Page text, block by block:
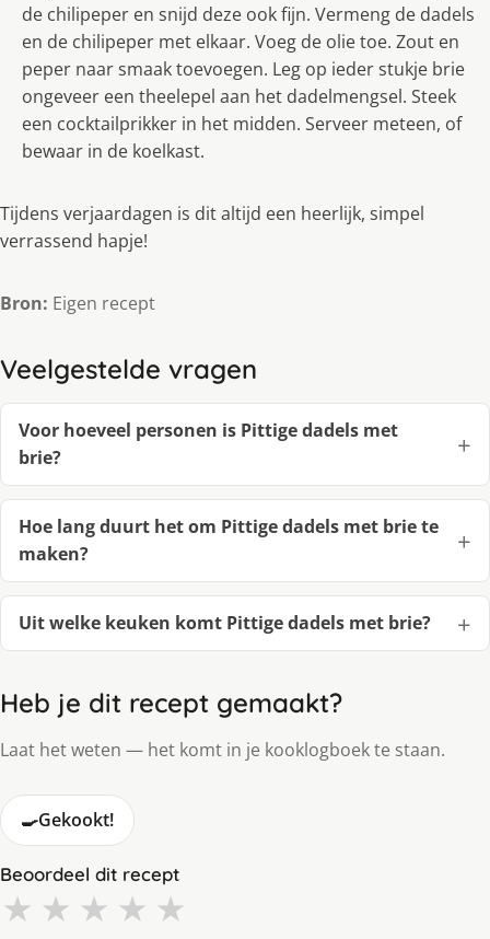
de chilipeper en snijd deze ook fijn. Vermeng de dadels
en de chilipeper met elkaar. Voeg de olie toe. Zout en
peper naar smaak toevoegen. Leg op ieder stukje brie
ongeveer een theelepel aan het dadelmengsel. Steek
een cocktailprikker in het midden. Serveer meteen, of
bewaar in de koelkast.
Tijdens verjaardagen is dit altijd een heerlijk, simpel
verrassend hapje!
Bron: Eigen recept
Veelgestelde vragen
Voor hoeveel personen is Pittige dadels met
brie?
Hoe lang duurt het om Pittige dadels met brie te
maken?
Uit welke keuken komt Pittige dadels met brie?
Heb je dit recept gemaakt?
Laat het weten — het komt in je kooklogboek te staan.
🍳Gekookt!
Beoordeel dit recept
★ ★ ★ ★ ★